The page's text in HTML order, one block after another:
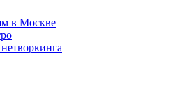
в Москве